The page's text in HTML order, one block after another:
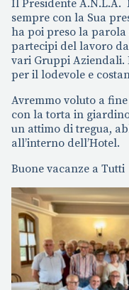
Il Presidente
sempre con la Sua
ha poi preso la
partecipi del lavoro
vari Gruppi
per il lodevole e
Avremmo voluto a
con la torta in
un attimo di tregua,
all’interno dell’Hotel.
Buone vacanze a Tutti